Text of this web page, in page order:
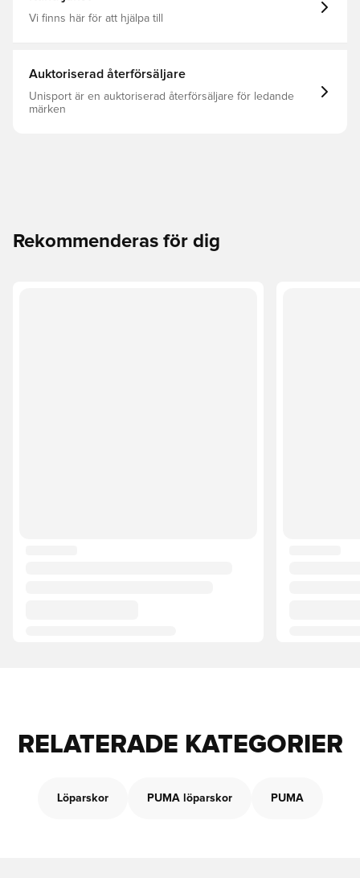
Vi finns här för att hjälpa till
Auktoriserad återförsäljare
Unisport är en auktoriserad återförsäljare för ledande
märken
Rekommenderas för dig
RELATERADE KATEGORIER
Löparskor PUMA löparskor PUMA